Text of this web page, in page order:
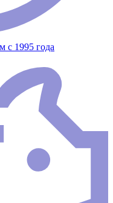
с 1995 года